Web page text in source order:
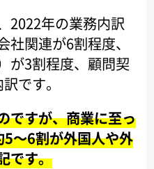
2022年の業務内訳
関連が6割程度、
が3割程度、顧問契
です。
ですが、商業に至っ
～6割が外国人や外
です。